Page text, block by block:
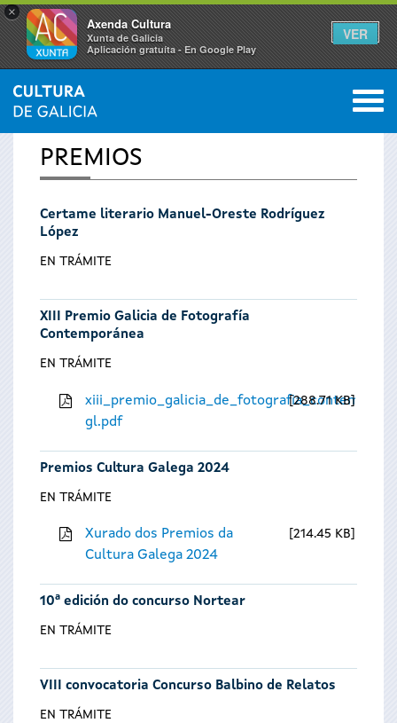
×
Axenda Cultura
Xunta de Galicia
Aplicación gratuíta - En Google Play
VER
Vostede
está
aquí
INICIO 0
PREMIOS
Certame literario Manuel-Oreste Rodríguez
López
EN TRÁMITE
XIII Premio Galicia de Fotografía
Contemporánea
EN TRÁMITE
gl.pdf
288.71 KB
Premios Cultura Galega 2024
EN TRÁMITE
Xurado dos Premios da
Cultura Galega 2024
214.45 KB
10ª edición do concurso Nortear
EN TRÁMITE
VIII convocatoria Concurso Balbino de Relatos
EN TRÁMITE